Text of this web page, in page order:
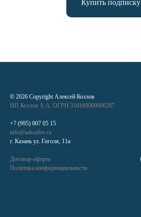
Купить подписку
© 2026 Copyright Алексей Козлов
ИП Козлов А.А. ОГРН 318169000086287
+7 (995) 007 05 15
info@aakozlov.ru
г. Казань ул. Гоголя, 11а
Договор-оферта
Политика конфиденциальности